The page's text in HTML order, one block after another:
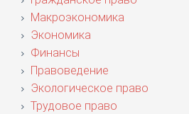
Макроэкономика
Экономика
Финансы
Правоведение
Экологическое право
Трудовое право